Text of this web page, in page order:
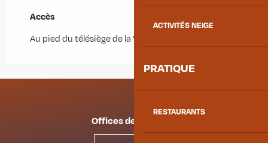
ACTIVITÉS NEIGE
PRATIQUE
RESTAURANTS
Accès
Accès
Au pied du télésiège de la Vernette
Offices de tourisme